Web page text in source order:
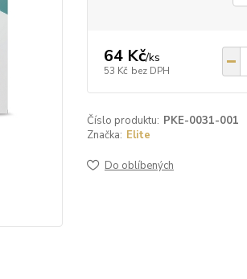
64 Kč/ks
53 Kč bez DPH
Číslo produktu: PKE-0031-001
Značka: Elite
Do oblíbených